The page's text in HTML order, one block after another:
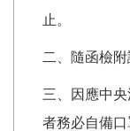
止。
二、隨函檢附
三、因應中
者務必自備口